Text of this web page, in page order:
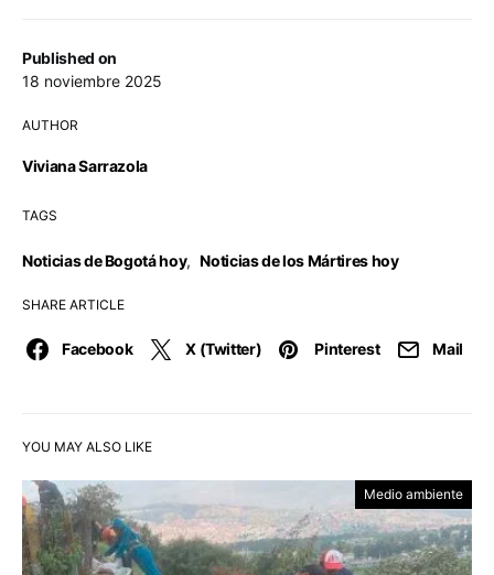
Published on
18 noviembre 2025
AUTHOR
Viviana Sarrazola
TAGS
Noticias de Bogotá hoy, Noticias de los Mártires hoy
SHARE ARTICLE
Facebook X (Twitter) Pinterest Mail
YOU MAY ALSO LIKE
Medio ambiente